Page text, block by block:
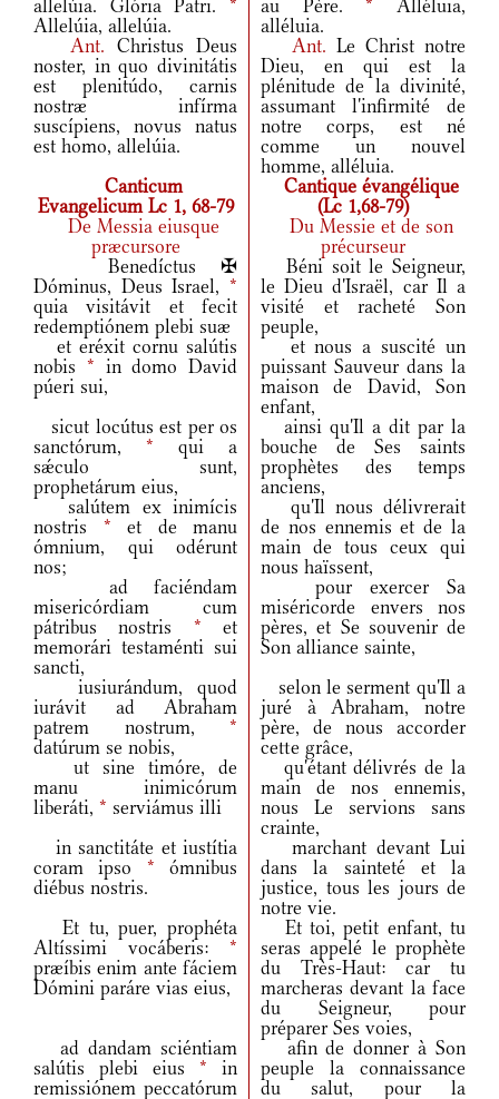
allelúia. Glória Patri. *
Allelúia, allelúia.
au Père.* Alléluia,
alléluia.
Ant. Christus Deus
noster, in quo divinitátis
est plenitúdo, carnis
nostræ infírma
suscípiens, novus natus
est homo, allelúia.
Ant. Le Christ notre
Dieu, en qui est la
plénitude de la divinité,
assumant l'infirmité de
notre corps, est né
comme un nouvel
homme, alléluia.
Canticum
Evangelicum Lc 1, 68-79
Cantique évangélique
(Lc 1,68-79)
De Messia eiusque
præcursore
Du Messie et de son
précurseur
Benedíctus ✠
Dóminus, Deus Israel, *
quia visitávit et fecit
redemptiónem plebi suæ
Béni soit le Seigneur,
le Dieu d'Israël, car Il a
visité et racheté Son
peuple,
et eréxit cornu salútis
nobis * in domo David
púeri sui,
et nous a suscité un
puissant Sauveur dans la
maison de David, Son
enfant,
sicut locútus est per os
sanctórum, * qui a
sǽculo sunt,
prophetárum eius,
ainsi qu'Il a dit par la
bouche de Ses saints
prophètes des temps
anciens,
salútem ex inimícis
nostris * et de manu
ómnium, qui odérunt
nos;
qu'Il nous délivrerait
de nos ennemis et de la
main de tous ceux qui
nous haïssent,
ad faciéndam
misericórdiam cum
pátribus nostris * et
memorári testaménti sui
sancti,
pour exercer Sa
miséricorde envers nos
pères, et Se souvenir de
Son alliance sainte,
iusiurándum, quod
iurávit ad Abraham
patrem nostrum, *
datúrum se nobis,
selon le serment qu'Il a
juré à Abraham, notre
père, de nous accorder
cette grâce,
ut sine timóre, de
manu inimicórum
liberáti, * serviámus illi
qu'étant délivrés de la
main de nos ennemis,
nous Le servions sans
crainte,
in sanctitáte et iustítia
coram ipso * ómnibus
diébus nostris.
marchant devant Lui
dans la sainteté et la
justice, tous les jours de
notre vie.
Et tu, puer, prophéta
Altíssimi vocáberis: *
præíbis enim ante fáciem
Dómini paráre vias eius,
Et toi, petit enfant, tu
seras appelé le prophète
du Très-Haut: car tu
marcheras devant la face
du Seigneur, pour
préparer Ses voies,
ad dandam sciéntiam
salútis plebi eius * in
remissiónem peccatórum
afin de donner à Son
peuple la connaissance
du salut, pour la